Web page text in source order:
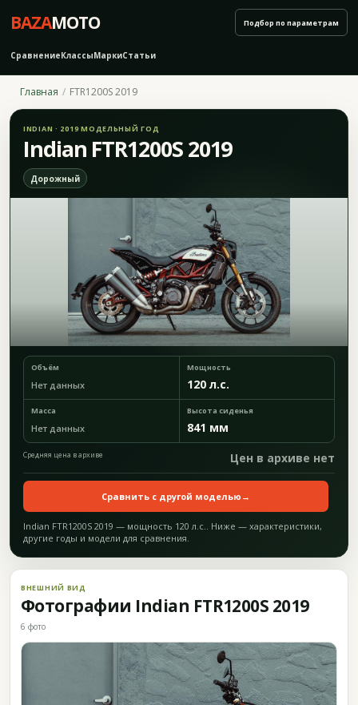
BAZAMOTO
СравнениеКлассыМаркиСтатьи
Подбор по параметрам
Главная FTR1200S 2019
INDIAN · 2019 МОДЕЛЬНЫЙ ГОД
Indian FTR1200S 2019
Дорожный
Объём
Нет данных
Мощность
120 л.с.
Масса
Нет данных
Высота сиденья
841 мм
Средняя цена в архиве Цен в архиве нет
Сравнить с другой моделью →
Indian FTR1200S 2019 — мощность 120 л.с.. Ниже — характеристики,
другие годы и модели для сравнения.
ВНЕШНИЙ ВИД
Фотографии Indian FTR1200S 2019
6 фото